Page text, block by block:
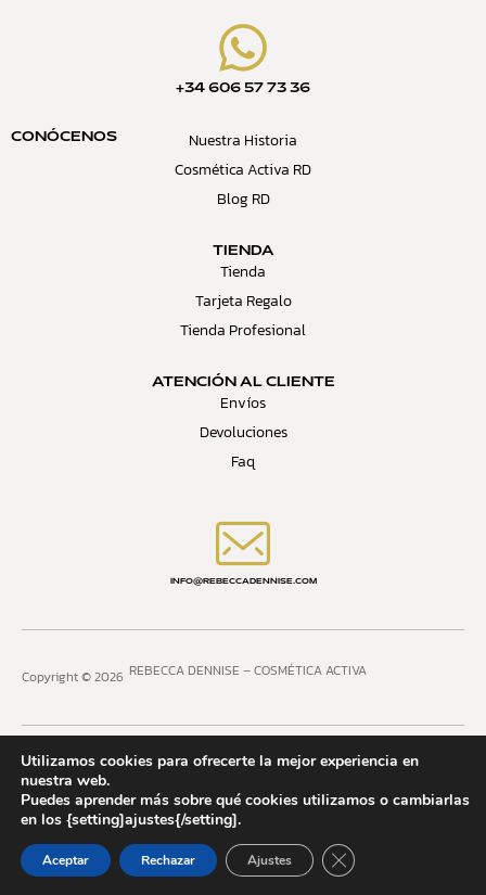
+34 606 57 73 36
CONÓCENOS
Nuestra Historia
Cosmética Activa RD
Blog RD
TIENDA
Tienda
Tarjeta Regalo
Tienda Profesional
ATENCIÓN AL CLIENTE
Envíos
Devoluciones
Faq
INFO@REBECCADENNISE.COM
Copyright © 2026 REBECCA DENNISE – COSMÉTICA ACTIVA
Términos y condiciones Política de privacidad
Utilizamos cookies para ofrecerte la mejor experiencia en
nuestra web.
Puedes aprender más sobre qué cookies utilizamos o cambiarlas
en los {setting]ajustes{/setting].
Aceptar Rechazar Ajustes Cerrar el banner de